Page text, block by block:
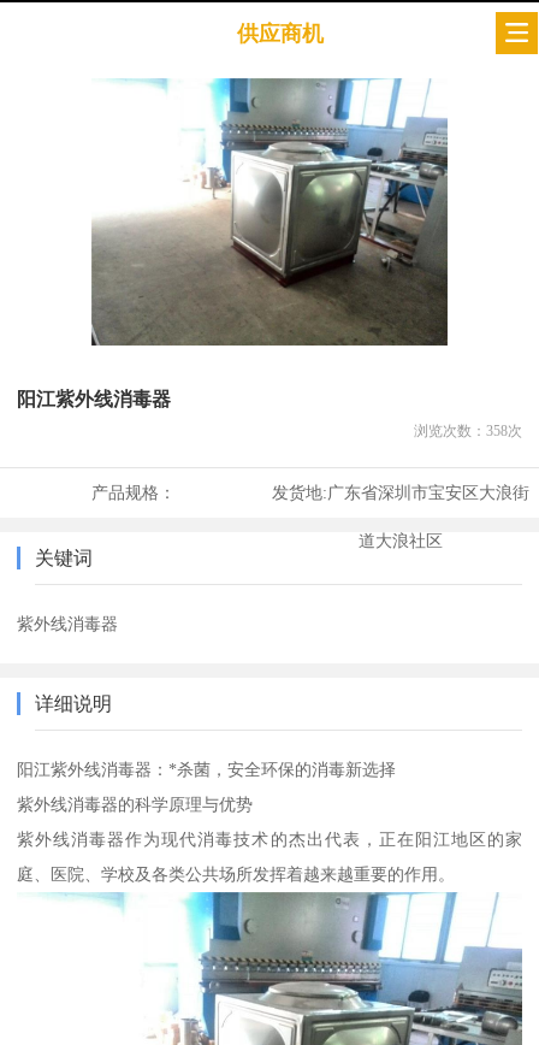
供应商机
阳江紫外线消毒器
浏览次数： 358次
产品规格： 发货地:广东省深圳市宝安区大浪街
道大浪社区
关键词
紫外线消毒器
详细说明
阳江紫外线消毒器：*杀菌，安全环保的消毒新选择
紫外线消毒器的科学原理与优势
紫外线消毒器作为现代消毒技术的杰出代表，正在阳江地区的家
庭、医院、学校及各类公共场所发挥着越来越重要的作用。